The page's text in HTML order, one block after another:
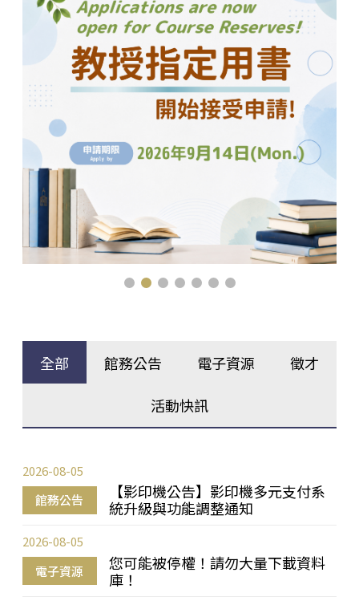
全部 館務公告 電子資源 徵才
活動快訊
館務公告
【影印機公告】影印機多元支付系
統升級與功能調整通知
2026-08-05
電子資源
您可能被停權！請勿大量下載資料
庫！
2026-08-05